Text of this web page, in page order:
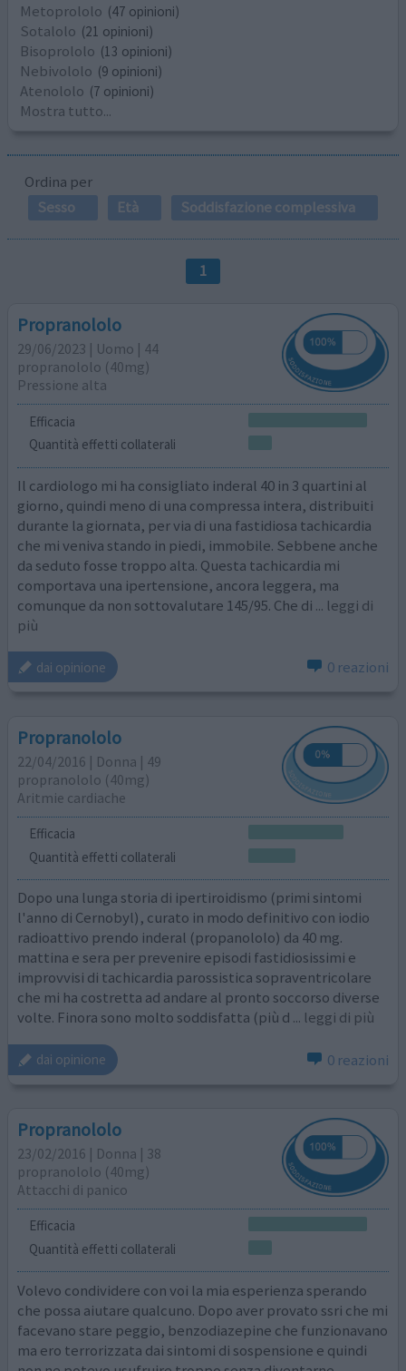
Metoprololo (47 opinioni)
Sotalolo (21 opinioni)
Bisoprololo (13 opinioni)
Nebivololo (9 opinioni)
Atenololo (7 opinioni)
Mostra tutto...
Ordina per
Sesso
Età Soddisfazione complessiva
1
Propranololo
29/06/2023 | Uomo | 44
propranololo (40mg)
Pressione alta
Efficacia
Quantità effetti collaterali
Il cardiologo mi ha consigliato inderal 40 in 3 quartini al
giorno, quindi meno di una compressa intera, distribuiti
durante la giornata, per via di una fastidiosa tachicardia
che mi veniva stando in piedi, immobile. Sebbene anche
da seduto fosse troppo alta. Questa tachicardia mi
comportava una ipertensione, ancora leggera, ma
comunque da non sottovalutare 145/95. Che di ... leggi di
più
dai opinione 0 reazioni
Propranololo
22/04/2016 | Donna | 49
propranololo (40mg)
Aritmie cardiache
Efficacia
Quantità effetti collaterali
Dopo una lunga storia di ipertiroidismo (primi sintomi
l'anno di Cernobyl), curato in modo definitivo con iodio
radioattivo prendo inderal (propanololo) da 40 mg.
mattina e sera per prevenire episodi fastidiosissimi e
improvvisi di tachicardia parossistica sopraventricolare
che mi ha costretta ad andare al pronto soccorso diverse
volte. Finora sono molto soddisfatta (più d ... leggi di più
dai opinione 0 reazioni
Propranololo
23/02/2016 | Donna | 38
propranololo (40mg)
Attacchi di panico
Efficacia
Quantità effetti collaterali
Volevo condividere con voi la mia esperienza sperando
che possa aiutare qualcuno. Dopo aver provato ssri che mi
facevano stare peggio, benzodiazepine che funzionavano
ma ero terrorizzata dai sintomi di sospensione e quindi